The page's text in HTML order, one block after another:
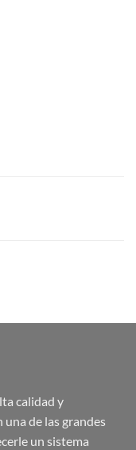
calidad y
de las grandes
un sistema